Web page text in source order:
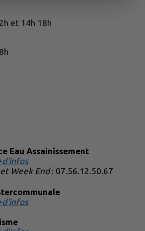
et 14h 18h
Eau Assainissement
et Week End: 07.56.12.50.67